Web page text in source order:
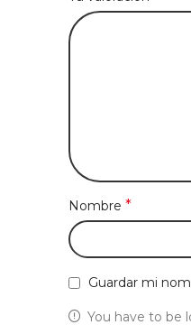
Nombre *
Guardar mi
You have to be